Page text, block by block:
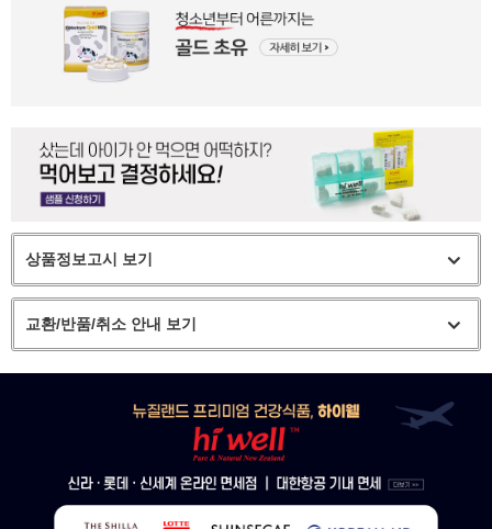
상품정보고시 보기
교환/반품/취소 안내 보기